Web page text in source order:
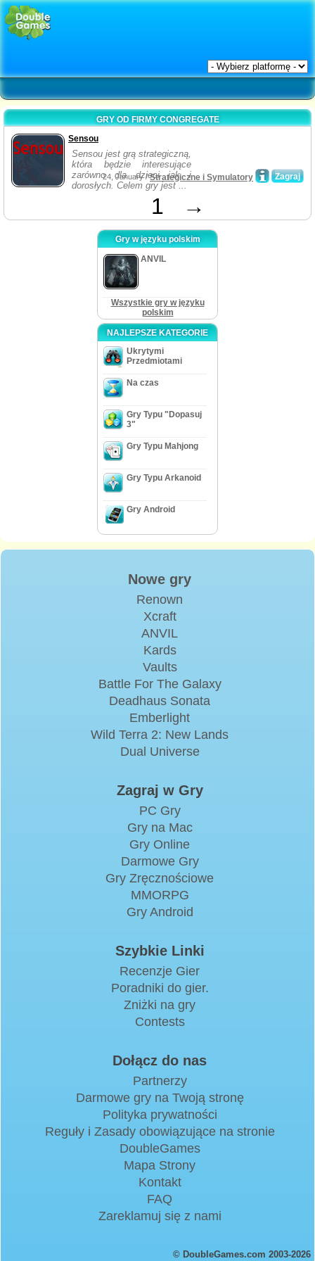
GRY OD FIRMY CONGREGATE
Sensou
Sensou jest grą strategiczną,
która będzie interesujące
zarówno dla dzieci jak i
dorosłych. Celem gry jest ...
Zagraj
24, January /Strategiczne i Symulatory
1 →
Gry w języku polskim
ANVIL
Wszystkie gry w języku
polskim
NAJLEPSZE KATEGORIE
Ukrytymi
Przedmiotami
Na czas
Gry Typu "Dopasuj
3"
Gry Typu Mahjong
Gry Typu Arkanoid
Gry Android
Nowe gry
Renown
Xcraft
ANVIL
Kards
Vaults
Battle For The Galaxy
Deadhaus Sonata
Emberlight
Wild Terra 2: New Lands
Dual Universe
Zagraj w Gry
PC Gry
Gry na Mac
Gry Online
Darmowe Gry
Gry Zręcznościowe
MMORPG
Gry Android
Szybkie Linki
Recenzje Gier
Poradniki do gier.
Zniżki na gry
Contests
Dołącz do nas
Partnerzy
Darmowe gry na Twoją stronę
Polityka prywatności
Reguły i Zasady obowiązujące na stronie
DoubleGames
Mapa Strony
Kontakt
FAQ
Zareklamuj się z nami
© DoubleGames.com 2003-2026